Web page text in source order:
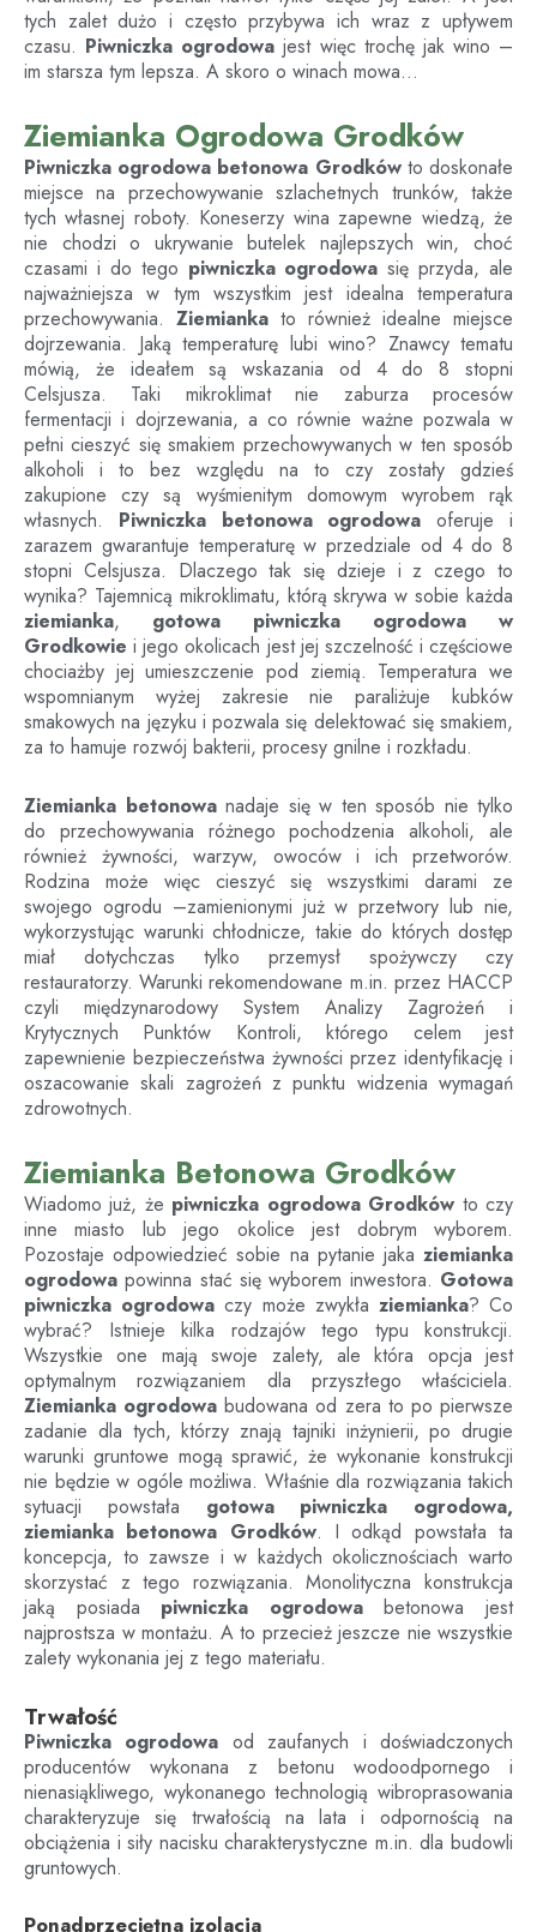
tych zalet dużo i często przybywa ich wraz z upływem
czasu. Piwniczka ogrodowa jest więc trochę jak wino –
im starsza tym lepsza. A skoro o winach mowa…
Ziemianka Ogrodowa Grodków
Piwniczka ogrodowa betonowa Grodków to doskonałe
miejsce na przechowywanie szlachetnych trunków, także
tych własnej roboty. Koneserzy wina zapewne wiedzą, że
nie chodzi o ukrywanie butelek najlepszych win, choć
czasami i do tego piwniczka ogrodowa się przyda, ale
najważniejsza w tym wszystkim jest idealna temperatura
przechowywania. Ziemianka to również idealne miejsce
dojrzewania. Jaką temperaturę lubi wino? Znawcy tematu
mówią, że ideałem są wskazania od 4 do 8 stopni
Celsjusza. Taki mikroklimat nie zaburza procesów
fermentacji i dojrzewania, a co równie ważne pozwala w
pełni cieszyć się smakiem przechowywanych w ten sposób
alkoholi i to bez względu na to czy zostały gdzieś
zakupione czy są wyśmienitym domowym wyrobem rąk
własnych. Piwniczka betonowa ogrodowa oferuje i
zarazem gwarantuje temperaturę w przedziale od 4 do 8
stopni Celsjusza. Dlaczego tak się dzieje i z czego to
wynika? Tajemnicą mikroklimatu, którą skrywa w sobie każda
ziemianka, gotowa piwniczka ogrodowa
w
Grodkowiei jego okolicach jest jej szczelność i częściowe
chociażby jej umieszczenie pod ziemią. Temperatura we
wspomnianym wyżej zakresie nie paraliżuje kubków
smakowych na języku i pozwala się delektować się smakiem,
za to hamuje rozwój bakterii, procesy gnilne i rozkładu.
Ziemianka betonowanadaje się w ten sposób nie tylko
do przechowywania różnego pochodzenia alkoholi, ale
również żywności, warzyw, owoców i ich przetworów.
Rodzina może więc cieszyć się wszystkimi darami ze
swojego ogrodu –zamienionymi już w przetwory lub nie,
wykorzystując warunki chłodnicze, takie do których dostęp
miał dotychczas tylko przemysł spożywczy czy
restauratorzy. Warunki rekomendowane m.in. przez HACCP
czyli międzynarodowy System Analizy Zagrożeń i
Krytycznych Punktów Kontroli, którego celem jest
zapewnienie bezpieczeństwa żywności przez identyfikację i
oszacowanie skali zagrożeń z punktu widzenia wymagań
zdrowotnych.
Ziemianka Betonowa Grodków
Wiadomo już, że piwniczka ogrodowa Grodków to czy
inne miasto lub jego okolice jest dobrym wyborem.
Pozostaje odpowiedzieć sobie na pytanie jaka ziemianka
ogrodowa powinna stać się wyborem inwestora. Gotowa
piwniczka ogrodowa czy może zwykła ziemianka? Co
wybrać? Istnieje kilka rodzajów tego typu konstrukcji.
Wszystkie one mają swoje zalety, ale która opcja jest
optymalnym rozwiązaniem dla przyszłego właściciela.
Ziemianka ogrodowa budowana od zera to po pierwsze
zadanie dla tych, którzy znają tajniki inżynierii, po drugie
warunki gruntowe mogą sprawić, że wykonanie konstrukcji
nie będzie w ogóle możliwa. Właśnie dla rozwiązania takich
sytuacji powstała gotowa piwniczka ogrodowa,
ziemianka betonowa Grodków. I odkąd powstała ta
koncepcja, to zawsze i w każdych okolicznościach warto
skorzystać z tego rozwiązania. Monolityczna konstrukcja
jaką posiada piwniczka ogrodowabetonowa jest
najprostsza w montażu. A to przecież jeszcze nie wszystkie
zalety wykonania jej z tego materiału.
Trwałość
Piwniczka ogrodowa od zaufanych i doświadczonych
producentów wykonana z betonu wodoodpornego i
nienasiąkliwego, wykonanego technologią wibroprasowania
charakteryzuje się trwałością na lata i odpornością na
obciążenia i siły nacisku charakterystyczne m.in. dla budowli
gruntowych.
Ponadprzeciętna izolacja